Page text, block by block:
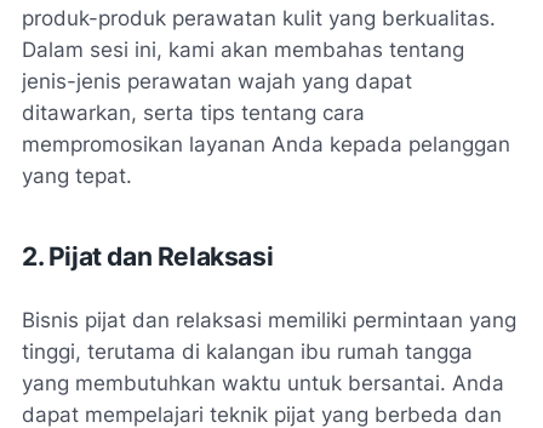
produk-produk perawatan kulit yang berkualitas.
Dalam sesi ini, kami akan membahas tentang
jenis-jenis perawatan wajah yang dapat
ditawarkan, serta tips tentang cara
mempromosikan layanan Anda kepada pelanggan
yang tepat.
2. Pijat dan Relaksasi
Bisnis pijat dan relaksasi memiliki permintaan yang
tinggi, terutama di kalangan ibu rumah tangga
yang membutuhkan waktu untuk bersantai. Anda
dapat mempelajari teknik pijat yang berbeda dan